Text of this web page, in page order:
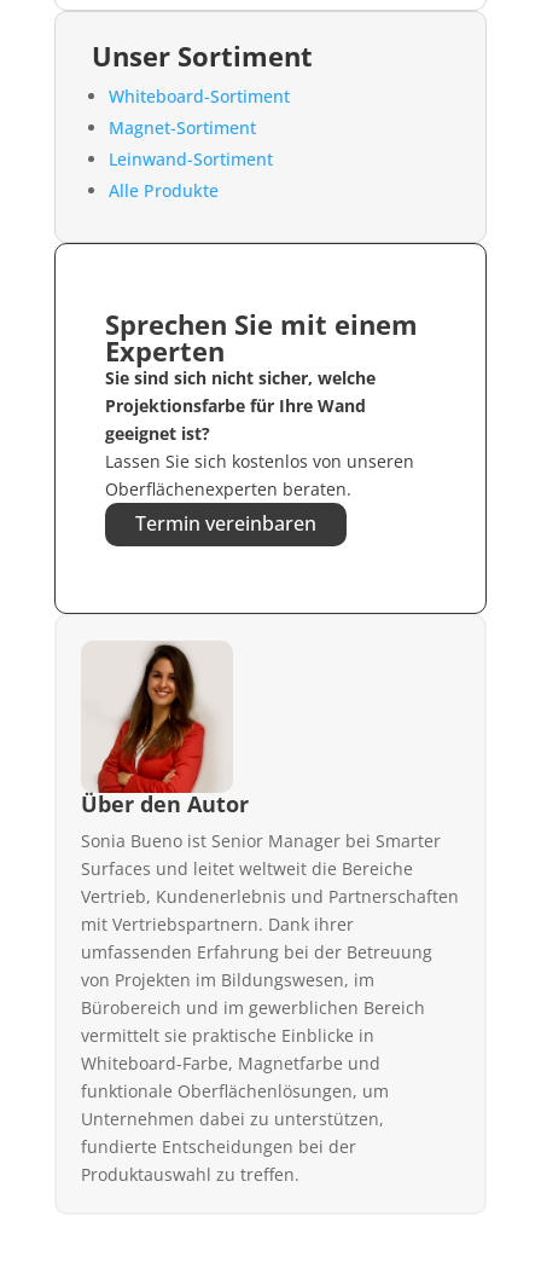
Unser Sortiment
Whiteboard-Sortiment
Magnet-Sortiment
Leinwand-Sortiment
Alle Produkte
Sprechen Sie mit einem
Experten
Sie sind sich nicht sicher, welche
Projektionsfarbe für Ihre Wand
geeignet ist?
Lassen Sie sich kostenlos von unseren
Oberflächenexperten beraten.
Termin vereinbaren
Über den Autor
Sonia Bueno ist Senior Manager bei Smarter
Surfaces und leitet weltweit die Bereiche
Vertrieb, Kundenerlebnis und Partnerschaften
mit Vertriebspartnern. Dank ihrer
umfassenden Erfahrung bei der Betreuung
von Projekten im Bildungswesen, im
Bürobereich und im gewerblichen Bereich
vermittelt sie praktische Einblicke in
Whiteboard-Farbe, Magnetfarbe und
funktionale Oberflächenlösungen, um
Unternehmen dabei zu unterstützen,
fundierte Entscheidungen bei der
Produktauswahl zu treffen.